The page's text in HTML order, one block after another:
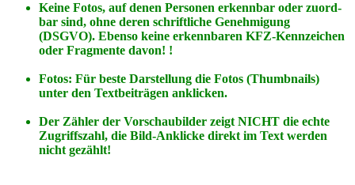
Keine Fotos, auf denen Personen erkennbar oder zuord-
bar sind, ohne deren schriftliche Genehmigung
(DSGVO). Ebenso keine erkennbaren KFZ-Kennzeichen
oder Fragmente davon! !
Fotos: Für beste Darstellung die Fotos (Thumbnails)
unter den Textbeiträgen anklicken.
Der Zähler der Vorschaubilder zeigt NICHT die echte
Zugriffszahl, die Bild-Anklicke direkt im Text werden
nicht gezählt!